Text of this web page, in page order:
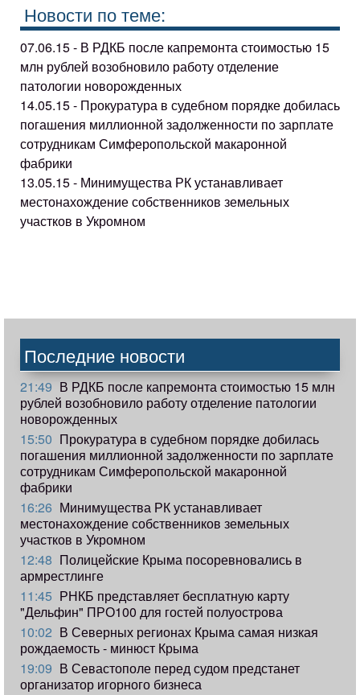
Новости по теме:
07.06.15 - В РДКБ после капремонта стоимостью 15
млн рублей возобновило работу отделение
патологии новорожденных
14.05.15 - Прокуратура в судебном порядке добилась
погашения миллионной задолженности по зарплате
сотрудникам Симферопольской макаронной
фабрики
13.05.15 - Минимущества РК устанавливает
местонахождение собственников земельных
участков в Укромном
Последние новости
21:49 В РДКБ после капремонта стоимостью 15 млн
рублей возобновило работу отделение патологии
новорожденных
15:50 Прокуратура в судебном порядке добилась
погашения миллионной задолженности по зарплате
сотрудникам Симферопольской макаронной
фабрики
16:26 Минимущества РК устанавливает
местонахождение собственников земельных
участков в Укромном
12:48 Полицейские Крыма посоревновались в
армрестлинге
11:45 РНКБ представляет бесплатную карту
"Дельфин" ПРО100 для гостей полуострова
10:02 В Северных регионах Крыма самая низкая
рождаемость - минюст Крыма
19:09 В Севастополе перед судом предстанет
организатор игорного бизнеса